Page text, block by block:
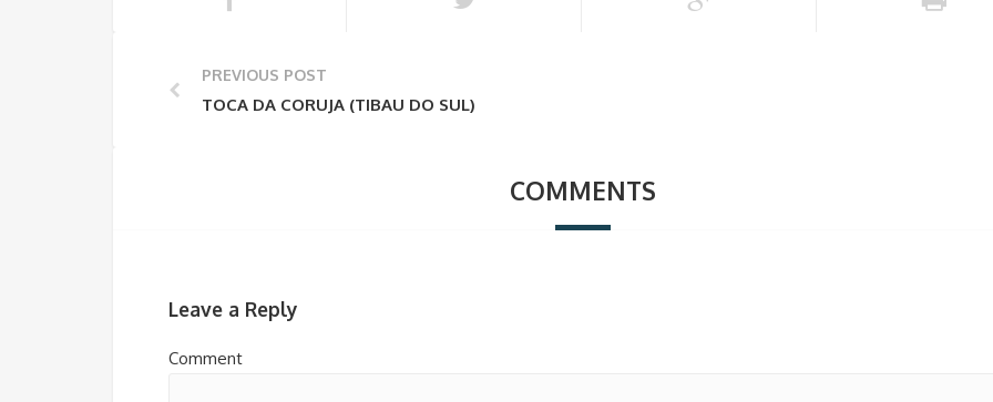
PREVIOUS POST
TOCA DA CORUJA (TIBAU DO SUL)
COMMENTS
Leave a Reply
Comment